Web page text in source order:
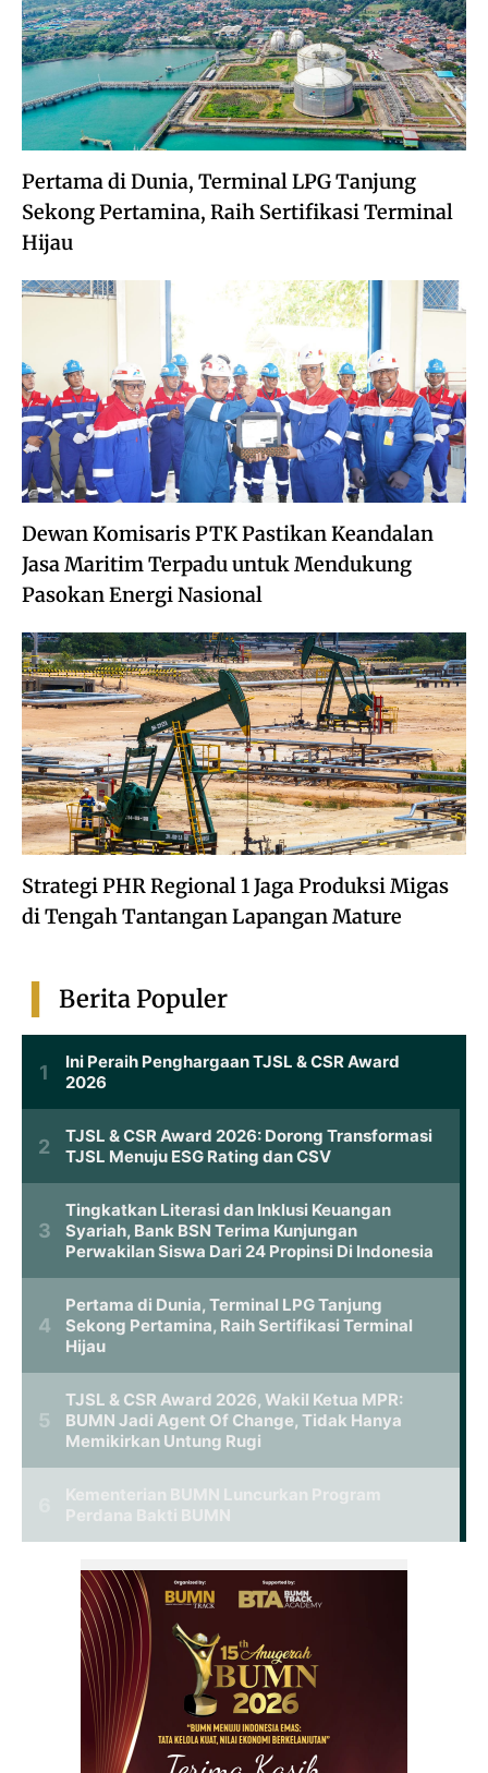
Pertama di Dunia, Terminal LPG Tanjung
Sekong Pertamina, Raih Sertifikasi Terminal
Hijau
Dewan Komisaris PTK Pastikan Keandalan
Jasa Maritim Terpadu untuk Mendukung
Pasokan Energi Nasional
Strategi PHR Regional 1 Jaga Produksi Migas
di Tengah Tantangan Lapangan Mature
Berita Populer